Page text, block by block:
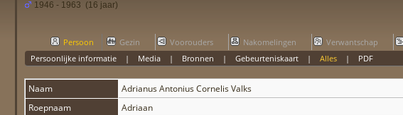
1946 - 1963 (16 jaar)
Persoon Gezin Voorouders Nakomelingen Verwantschap
Persoonlijke informatie| Media| Bronnen | Gebeurteniskaart| Alles| PDF
Naam Adrianus Antonius CornelisValks
Roepnaam
Adriaan